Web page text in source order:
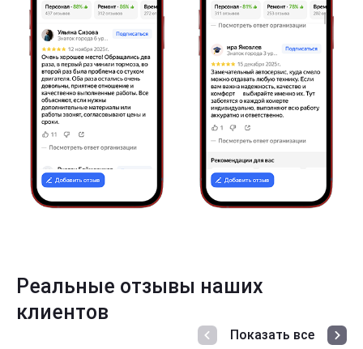
Реальные отзывы наших
клиентов
Показать все